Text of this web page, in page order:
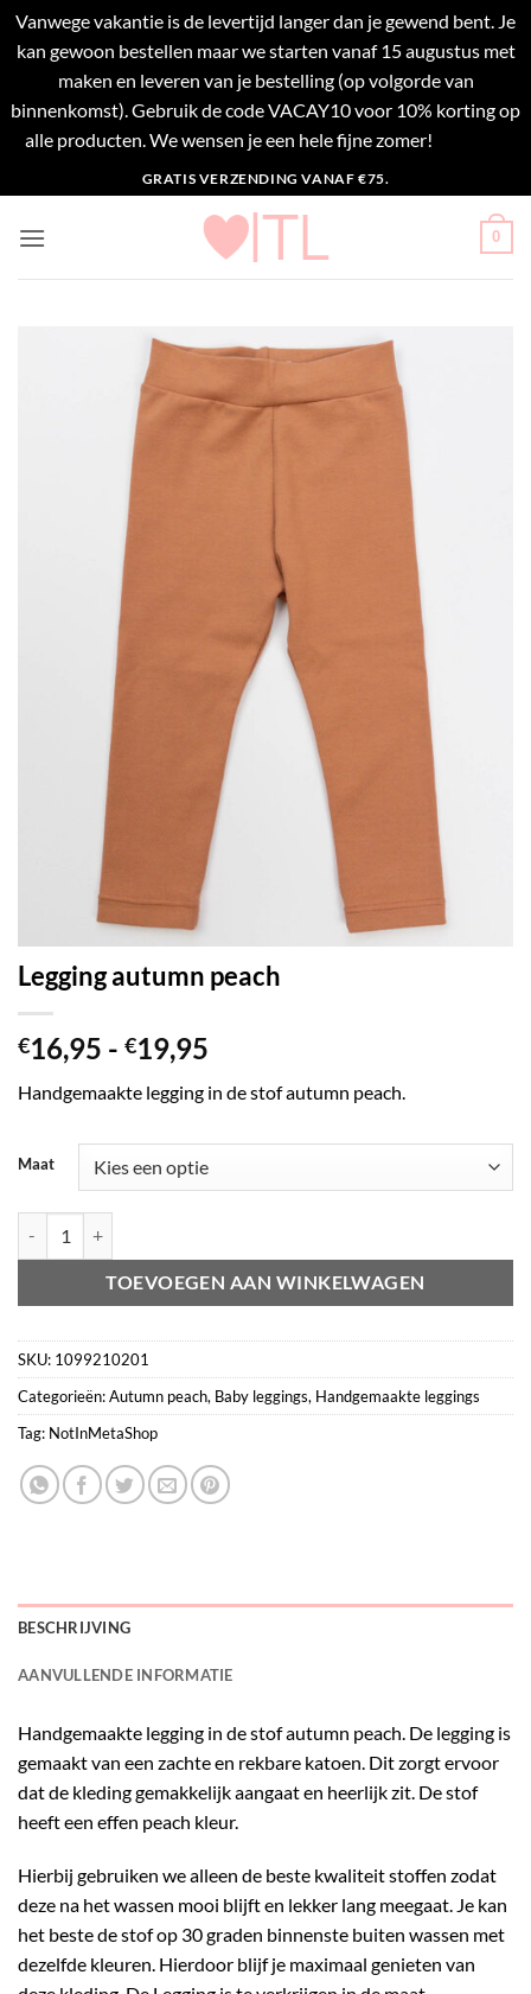
Vanwege vakantie is de levertijd langer dan je gewend bent. Je
kan gewoon bestellen maar we starten vanaf 15 augustus met
maken en leveren van je bestelling (op volgorde van
binnenkomst). Gebruik de code VACAY10 voor 10% korting op
alle producten. We wensen je een hele fijne zomer!
naar
inhoud
GRATIS VERZENDING VANAF €75.
0
Legging autumn peach
€16,95 - €19,95
tot
Handgemaakte legging in de stof autumn peach.
Maat
TOEVOEGEN AAN WINKELWAGEN
SKU: 1099210201
Categorieën:Autumn peach, Baby leggings, Handgemaakte leggings
Tag: NotInMetaShop
BESCHRIJVING
AANVULLENDE INFORMATIE
Handgemaakte legging in de stof autumn peach. De legging is
gemaakt van een zachte en rekbare katoen. Dit zorgt ervoor
dat de kleding gemakkelijk aangaat en heerlijk zit. De stof
heeft een effen peach kleur.
Hierbij gebruiken we alleen de beste kwaliteit stoffen zodat
deze na het wassen mooi blijft en lekker lang meegaat. Je kan
het beste de stof op 30 graden binnenste buiten wassen met
dezelfde kleuren. Hierdoor blijf je maximaal genieten van